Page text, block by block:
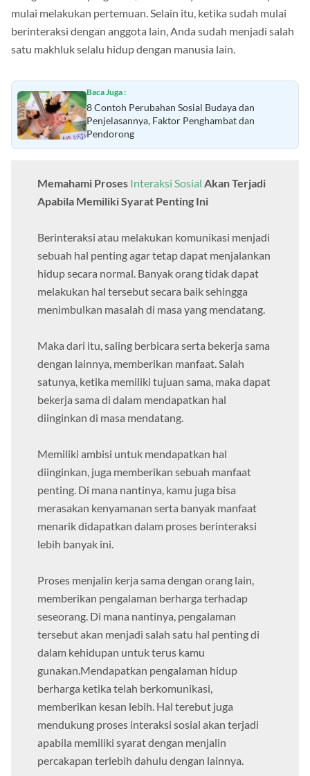
mulai melakukan pertemuan. Selain itu, ketika sudah mulai
berinteraksi dengan anggota lain, Anda sudah menjadi salah
satu makhluk selalu hidup dengan manusia lain.
Baca Juga :
8 Contoh Perubahan Sosial Budaya dan
Penjelasannya, Faktor Penghambat dan
Pendorong
Memahami Proses Interaksi Sosial Akan Terjadi
Apabila Memiliki Syarat Penting Ini
Berinteraksi atau melakukan komunikasi menjadi
sebuah hal penting agar tetap dapat menjalankan
hidup secara normal. Banyak orang tidak dapat
melakukan hal tersebut secara baik sehingga
menimbulkan masalah di masa yang mendatang.
Maka dari itu, saling berbicara serta bekerja sama
dengan lainnya, memberikan manfaat. Salah
satunya, ketika memiliki tujuan sama, maka dapat
bekerja sama di dalam mendapatkan hal
diinginkan di masa mendatang.
Memiliki ambisi untuk mendapatkan hal
diinginkan, juga memberikan sebuah manfaat
penting. Di mana nantinya, kamu juga bisa
merasakan kenyamanan serta banyak manfaat
menarik didapatkan dalam proses berinteraksi
lebih banyak ini.
Proses menjalin kerja sama dengan orang lain,
memberikan pengalaman berharga terhadap
seseorang. Di mana nantinya, pengalaman
tersebut akan menjadi salah satu hal penting di
dalam kehidupan untuk terus kamu
gunakan.Mendapatkan pengalaman hidup
berharga ketika telah berkomunikasi,
memberikan kesan lebih. Hal terebut juga
mendukung proses interaksi sosial akan terjadi
apabila memiliki syarat dengan menjalin
percakapan terlebih dahulu dengan lainnya.